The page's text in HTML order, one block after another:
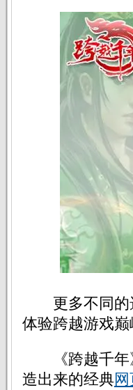
更多不同的
体验跨越游戏巅
《跨越千年
造出来的经典